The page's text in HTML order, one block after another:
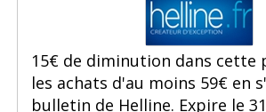
15€ de diminution dans cette
les achats d'au moins 59€ en
bulletin de Helline. Expire le